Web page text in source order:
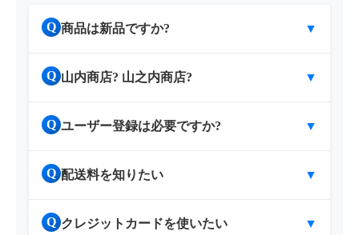
Q 商品は新品ですか? ▼
Q 山内商店? 山之内商店? ▼
Q ユーザー登録は必要ですか? ▼
Q 配送料を知りたい ▼
Q クレジットカードを使いたい ▼